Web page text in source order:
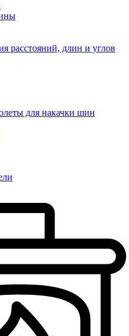
расстояний, длин и углов
для накачки шин